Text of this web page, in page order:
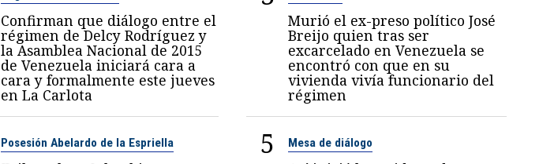
Confirman que diálogo entre el
régimen de Delcy Rodríguez y
la Asamblea Nacional de 2015
de Venezuela iniciará cara a
cara y formalmente este jueves
en La Carlota
Murió el ex-preso político José
Breijo quien tras ser
excarcelado en Venezuela se
encontró con que en su
vivienda vivía funcionario del
régimen
Posesión Abelardo de la Espriella 5 Mesa de diálogo